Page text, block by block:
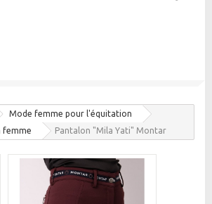
Mode femme pour l'équitation
femme
Pantalon "Mila Yati" Montar